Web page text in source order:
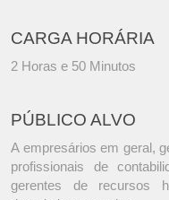
CARGA HORÁRIA
2 Horas e 50 Minutos
PÚBLICO ALVO
A empresários em geral,
profissionais de
gerentes de recursos